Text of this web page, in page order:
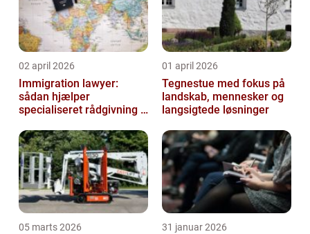
02 april 2026
Immigration lawyer:
sådan hjælper
specialiseret rådgivning i
01 april 2026
Tegnestue med fokus på
landskab, mennesker og
langsigtede løsninger
05 marts 2026 31 januar 2026